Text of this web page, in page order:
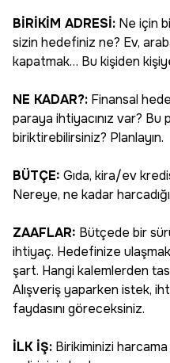
BİRİKİM ADRESİ: Ne için
sizin hedefiniz ne? Ev,
kapatmak… Bu kişiden
NE KADAR?: Finansal
paraya ihtiyacınız var? Bu
biriktirebilirsiniz? Planlayın.
BÜTÇE: Gıda, kira/ev
Nereye, ne kadar
ZAAFLAR: Bütçede bir
ihtiyaç. Hedefinize
şart. Hangi kalemlerden
Alışveriş yaparken istek,
faydasını göreceksiniz.
İLK İŞ: Birikiminizi